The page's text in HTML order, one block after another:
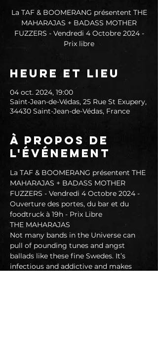
La TAF & BOOMERANG présentent THE
MAHARAJAS + BADASS MOTHER
FUZZERS - Vendredi 4 Octobre 2024 -
Prix libre
Heure et lieu
04 oct. 2024, 19:00
Saint-Jean-de-Védas, 25 Rue St Exupery,
34430 Saint-Jean-de-Védas, France
À propos de
l'événement
La TAF & BOOMERANG présentent THE
MAHARAJAS + BADASS MOTHER
FUZZERS - Vendredi 4 Octobre 2024 -
Ouverture des portes, du bar et du
foodtruck à 19h - Prix Libre
THE MAHARAJAS
Not many bands in the Universe can
pull of pounding tunes and angst
ballads like these fine Swedes. It’s
infectious and addictive and makes